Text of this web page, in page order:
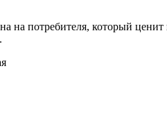
на потребителя, который